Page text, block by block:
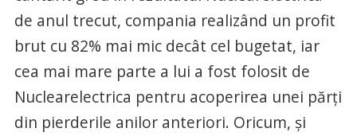
de anul trecut, compania realizând un profit
brut cu 82% mai mic decât cel bugetat, iar
cea mai mare parte a lui a fost folosit de
Nuclearelectrica pentru acoperirea unei părţi
din pierderile anilor anteriori. Oricum, şi